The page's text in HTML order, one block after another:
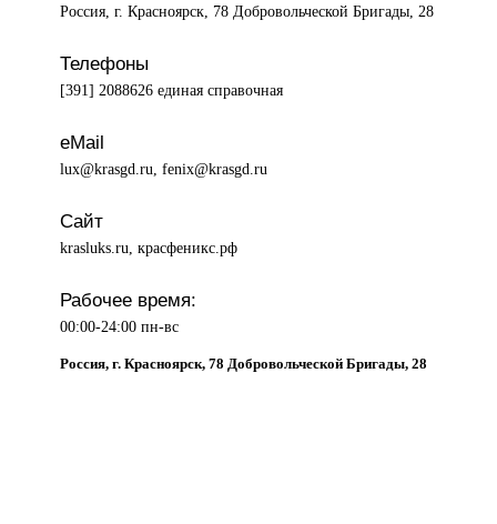
Россия, г. Красноярск, 78 Добровольческой Бригады, 28
Телефоны
[391] 2088626 единая справочная
eMail
lux@krasgd.ru, fenix@krasgd.ru
Сайт
krasluks.ru, красфеникс.рф
Рабочее время:
00:00-24:00 пн-вс
Россия, г. Красноярск, 78 Добровольческой Бригады, 28